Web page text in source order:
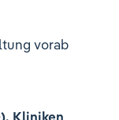
vorab
Kliniken